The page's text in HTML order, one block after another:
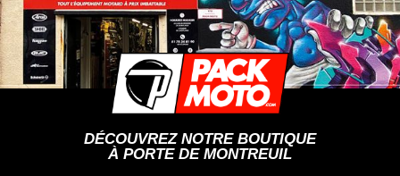
DÉCOUVREZ NOTRE BOUTIQUE
À PORTE DE MONTREUIL